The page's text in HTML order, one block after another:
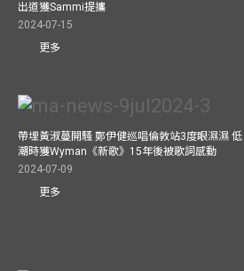
出道獲Sammi提攜
2024-07-15
更多
帶埋黃淑蔓開騷 鄭伊健巡唱倫敦站3度眼濕濕 低
潮時獲Wyman《新歌》15年後被歌詞感動
2024-07-09
更多